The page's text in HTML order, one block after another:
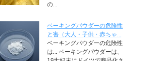
の...
ベーキングパウダーの危険性
と害（大人・子供・赤ちゃ...
ベーキングパウダーの危険性
は... ベーキングパウダーは、